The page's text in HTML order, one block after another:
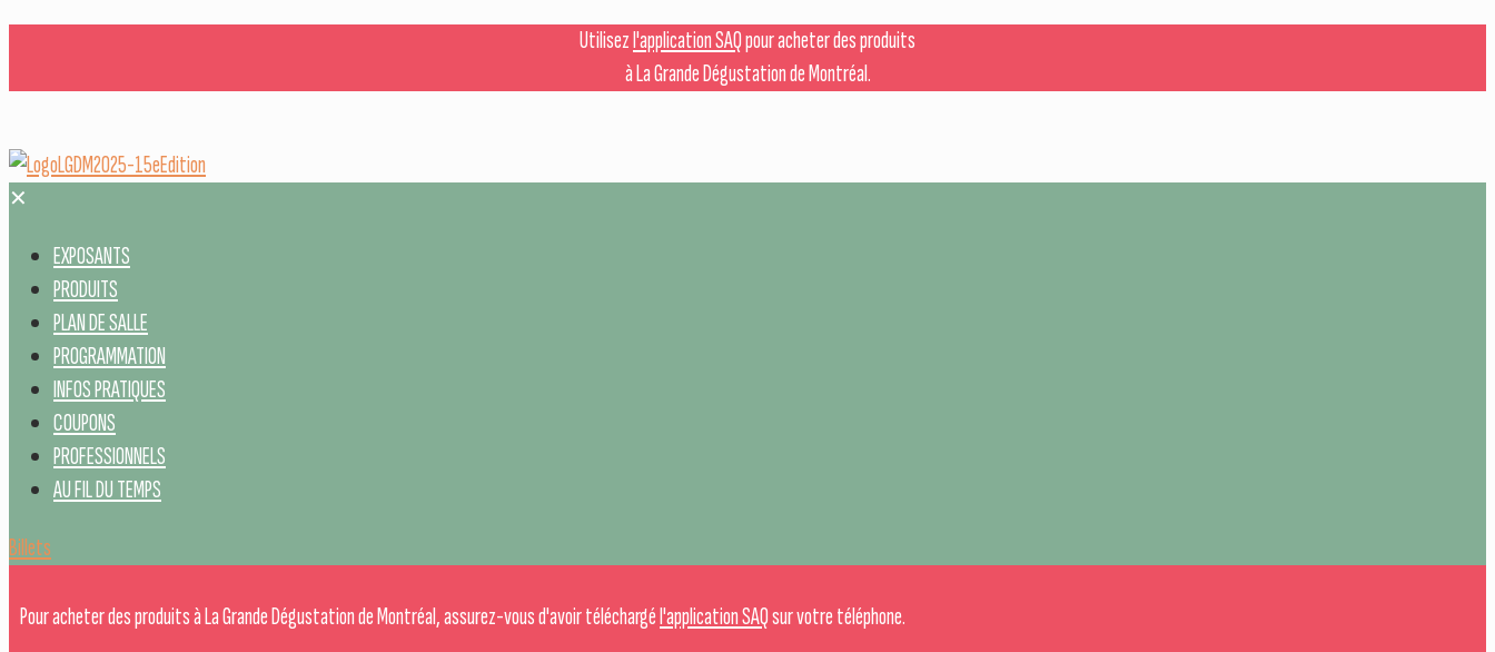
Utilisezl'application SAQpour acheter des produits
à La Grande Dégustation de Montréal.
✕
EXPOSANTS
PRODUITS
PLAN DE SALLE
PROGRAMMATION
INFOS PRATIQUES
COUPONS
PROFESSIONNELS
AU FIL DU TEMPS
Billets
Pour acheter des produits à La Grande Dégustation de Montréal, assurez-vous d'avoir téléchargél'application SAQsur votre téléphone.